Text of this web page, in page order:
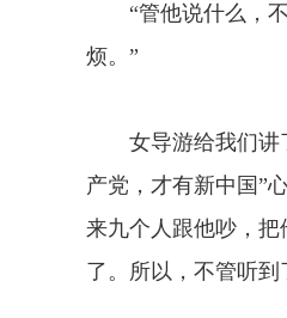
“管他说什么，不
烦。”
女导游给我们讲了
产党，才有新中国”
来九个人跟他吵，
了。所以，不管听到